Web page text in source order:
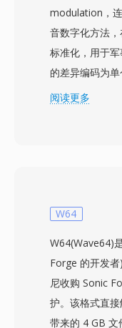
modulation，
音数字化方法
标准化，用于
的差异编码为
时为1，否则为
——编码器和解
性是另一个强
样，不会破坏
持，使现代系统
基础设施的遗留
阅读更多
W64
W64(Wave64)
Forge 的开发
尼收购 Sonic
护。该格式直
带来的 4 GB